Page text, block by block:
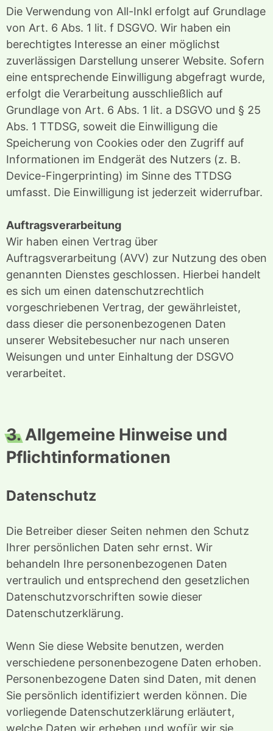
Die Verwendung von All-Inkl erfolgt auf Grundlage
von Art. 6 Abs. 1 lit. f DSGVO. Wir haben ein
berechtigtes Interesse an einer möglichst
zuverlässigen Darstellung unserer Website. Sofern
eine entsprechende Einwilligung abgefragt wurde,
erfolgt die Verarbeitung ausschließlich auf
Grundlage von Art. 6 Abs. 1 lit. a DSGVO und § 25
Abs. 1 TTDSG, soweit die Einwilligung die
Speicherung von Cookies oder den Zugriff auf
Informationen im Endgerät des Nutzers (z. B.
Device-Fingerprinting) im Sinne des TTDSG
umfasst. Die Einwilligung ist jederzeit widerrufbar.
Auftragsverarbeitung
Wir haben einen Vertrag über
Auftragsverarbeitung (AVV) zur Nutzung des oben
genannten Dienstes geschlossen. Hierbei handelt
es sich um einen datenschutzrechtlich
vorgeschriebenen Vertrag, der gewährleistet,
dass dieser die personenbezogenen Daten
unserer Websitebesucher nur nach unseren
Weisungen und unter Einhaltung der DSGVO
verarbeitet.
3.Allgemeine Hinweise und
Pflichtinformationen
Datenschutz
Die Betreiber dieser Seiten nehmen den Schutz
Ihrer persönlichen Daten sehr ernst. Wir
behandeln Ihre personenbezogenen Daten
vertraulich und entsprechend den gesetzlichen
Datenschutzvorschriften sowie dieser
Datenschutzerklärung.
Wenn Sie diese Website benutzen, werden
verschiedene personenbezogene Daten erhoben.
Personenbezogene Daten sind Daten, mit denen
Sie persönlich identifiziert werden können. Die
vorliegende Datenschutzerklärung erläutert,
welche Daten wir erheben und wofür wir sie